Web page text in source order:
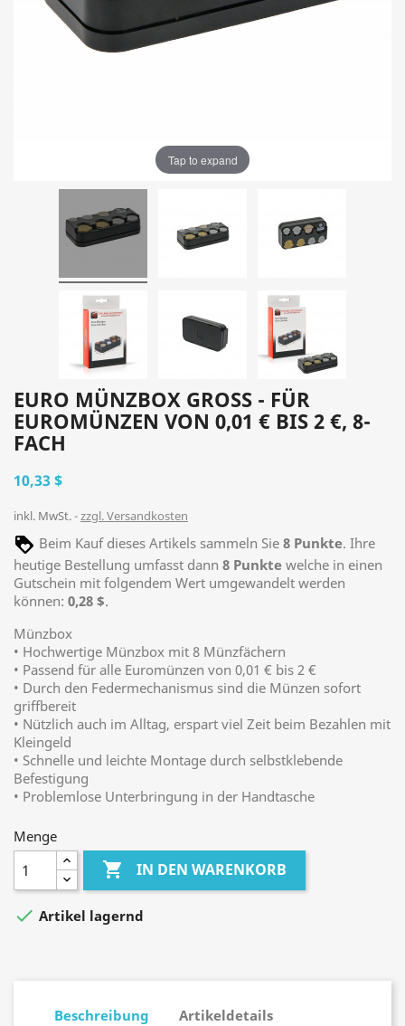
Tap to expand
EURO MÜNZBOX GROSS - FÜR E
UROMÜNZEN VON 0,01 € BIS 2 €, 8-F
ACH
10,33 $
inkl. MwSt. zzgl. Versandkosten
Beim Kauf dieses Artikels sammeln Sie 8 Punkte. Ihre
heutige Bestellung umfasst dann 8 Punkte welche in einen
Gutschein mit folgendem Wert umgewandelt werden
können: 0,28 $.
Münzbox
• Hochwertige Münzbox mit 8 Münzfächern
• Passend für alle Euromünzen von 0,01 € bis 2 €
• Durch den Federmechanismus sind die Münzen sofort
griffbereit
• Nützlich auch im Alltag, erspart viel Zeit beim Bezahlen mit
Kleingeld
• Schnelle und leichte Montage durch selbstklebende
Befestigung
• Problemlose Unterbringung in der Handtasche
Menge
 IN DEN WARENKORB
 Artikel lagernd
Beschreibung Artikeldetails